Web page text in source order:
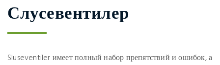
Слусевентилер
Sluseventiler имеет полный набор препятствий и ошибок, а